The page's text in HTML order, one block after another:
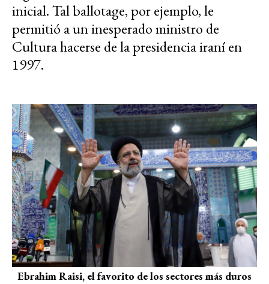
inicial. Tal ballotage, por ejemplo, le
permitió a un inesperado ministro de
Cultura hacerse de la presidencia iraní en
1997.
Ebrahim Raisi, el favorito de los sectores más duros